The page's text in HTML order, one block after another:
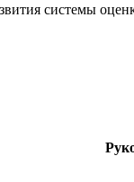
системы